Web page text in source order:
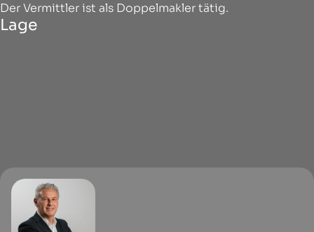
Der Vermittler ist als Doppelmakler tätig.
Lage